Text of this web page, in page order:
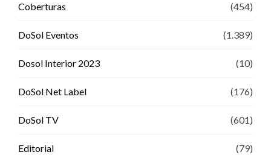
Coberturas (454)
DoSol Eventos (1.389)
Dosol Interior 2023 (10)
DoSol Net Label (176)
DoSol TV (601)
Editorial (79)